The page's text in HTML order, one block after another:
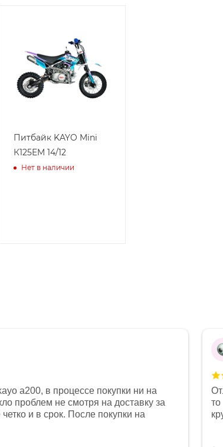
Питбайк KAYO Mini
К125EM 14/12
Нет в наличии
a200, в процессе покупки ни на
проблем не смотря на доставку за
и в срок. После покупки на
0, при этом представители магазина
и в итоге проблема была решена.